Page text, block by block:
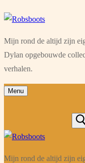
Ga
de
inhoud
Menu
Sluiten
Mijn rond de altijd zijn
Dylan opgebouwde
verhalen.
Menu
Mijn rond de altijd zijn